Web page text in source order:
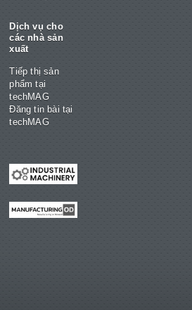
Dịch vụ cho
các nhà sản
xuất
Tiếp thị sản
phẩm tại
techMAG
Đăng tin bài tại
techMAG